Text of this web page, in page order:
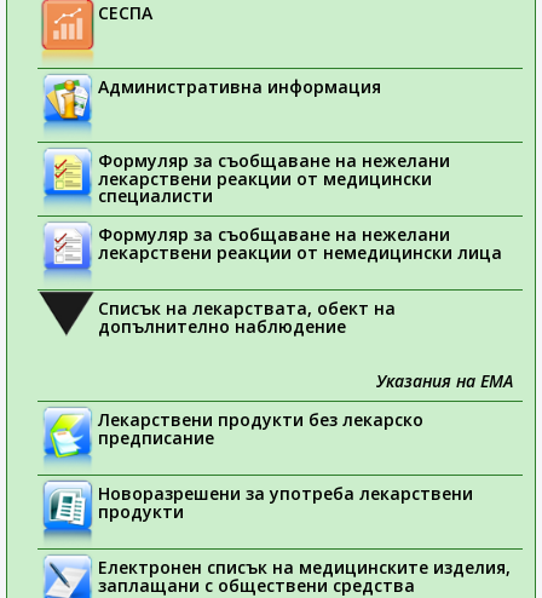
СЕСПА
Административна информация
Формуляр за съобщаване на нежелани
лекарствени реакции от медицински
специалисти
Формуляр за съобщаване на нежелани
лекарствени реакции от немедицински лица
Списък на лекарствата, обект на
допълнително наблюдение
Указания на ЕМА
Лекарствени продукти без лекарско
предписание
Новоразрешени за употреба лекарствени
продукти
Електронен списък на медицинските изделия,
заплащани с обществени средства